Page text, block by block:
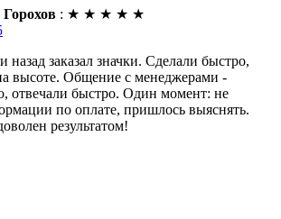
: ★ ★ ★ ★ ★
назад заказал значки. Сделали быстро,
высоте. Общение с менеджерами -
отвечали быстро. Один момент: не
по оплате, пришлось выяснять.
результатом!